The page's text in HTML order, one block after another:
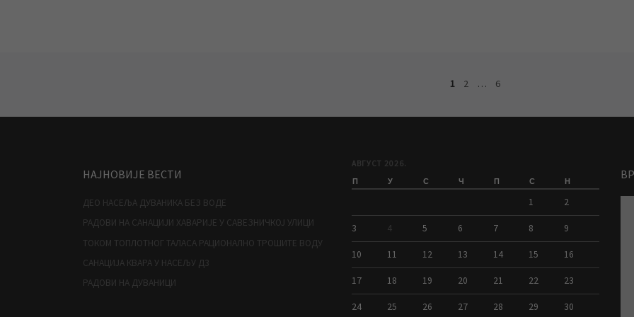
1 2 … 6
НАЈНОВИЈЕ ВЕСТИ
ДЕО НАСЕЉА ДУВАНИКА БЕЗ ВОДЕ
РАДОВИ НА САНАЦИЈИ ХАВАРИЈЕ У САВЕЗНИЧКОЈ УЛИЦИ
ТОКОМ ТОПЛОТНОГ ТАЛАСА РАЦИОНАЛНО ТРОШИТЕ ВОДУ
САНАЦИЈА КВАРА У НАСЕЉУ Д3
РАДОВИ НА ДУВАНИЦИ
АВГУСТ 2026.
П У С Ч П С Н
1 2
3 4 5 6 7 8 9
10 11 12 13 14 15 16
17 18 19 20 21 22 23
24 25 26 27 28 29 30